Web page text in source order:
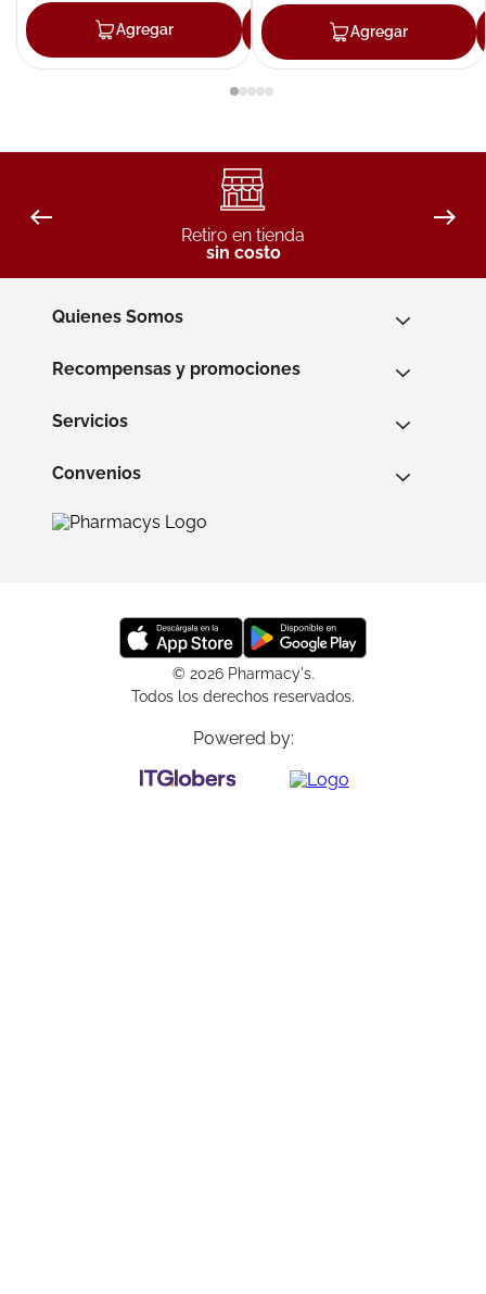
Agregar Agregar
Agregar
Retiro en tienda
sin costo
Quienes Somos
Recompensas y promociones
Servicios
Convenios
© 2026 Pharmacy's.
Todos los derechos reservados.
Powered by: